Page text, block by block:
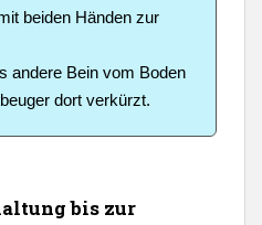
beiden Händen zur
andere Bein vom Boden
dort verkürzt.
bis zur